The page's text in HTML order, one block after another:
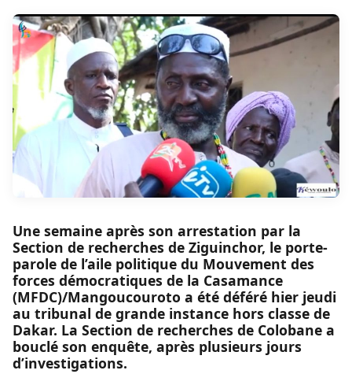
Une semaine après son arrestation par la
Section de recherches de Ziguinchor, le porte-
parole de l’aile politique du Mouvement des
forces démocratiques de la Casamance
(MFDC)/Mangoucouroto a été déféré hier jeudi
au tribunal de grande instance hors classe de
Dakar. La Section de recherches de Colobane a
bouclé son enquête, après plusieurs jours
d’investigations.